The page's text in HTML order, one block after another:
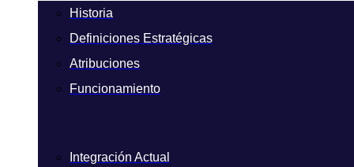
Historia
Definiciones Estratégicas
Atribuciones
Funcionamiento
Integración Actual